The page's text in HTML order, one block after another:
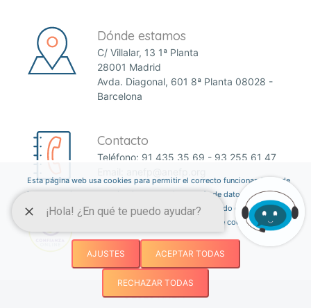
Dónde estamos
C/ Villalar, 13 1ª Planta
28001 Madrid
Avda. Diagonal, 601 8ª Planta 08028 -
Barcelona
Contacto
Teléfono: 91 435 35 69 - 93 255 61 47
©2026 ANEFP
Esta página web usa cookies para permitir el correcto funcionamiento de
la web y mejorar la experiencia del usuario a través de datos estadísticos.
Puedes informarte sobre qué cookies estamos utilizando o desactivarlas
a través del botón ajustes. Consulta nuestra política de cookiesaquí.
AJUSTES ACEPTAR TODAS
RECHAZAR TODAS